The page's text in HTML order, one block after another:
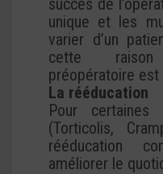
succès de
unique et les
varier d’un
cette raison
préopératoire est
La rééducation
Pour
(Torticolis,
rééducation
améliorer le